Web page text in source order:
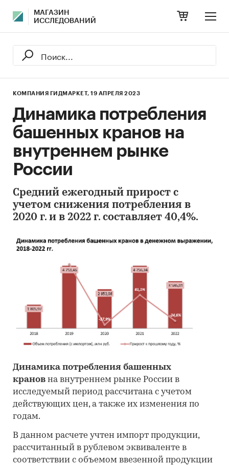
МАГАЗИН
ИССЛЕДОВАНИЙ
КОМПАНИЯ ГИДМАРКЕТ, 19 АПРЕЛЯ 2023
Динамика потребления
башенных кранов на
внутреннем рынке
России
Средний ежегодный прирост с
учетом снижения потребления в
2020 г. и в 2022 г. составляет 40,4%.
Динамика потребления башенных
кранов на внутреннем рынке России в
исследуемый период рассчитана с учетом
действующих цен, а также их изменения по
годам.
В данном расчете учтен импорт продукции,
рассчитанный в рублевом эквиваленте в
соответствии с объемом ввезенной продукции